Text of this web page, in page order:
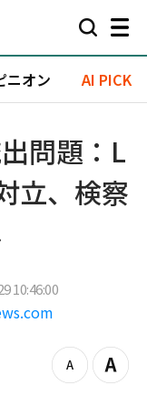
ニオン AI PICK
問題：L
立、検察
10:46:00
z
Z